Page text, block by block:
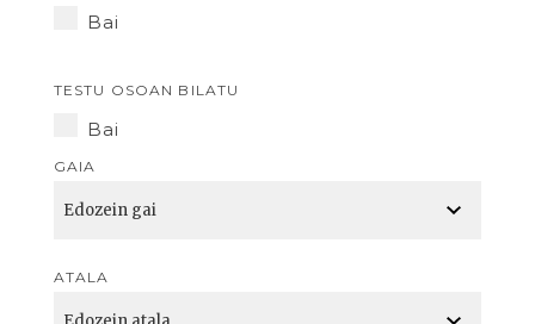
Bai
TESTU OSOAN BILATU
Bai
GAIA
ATALA